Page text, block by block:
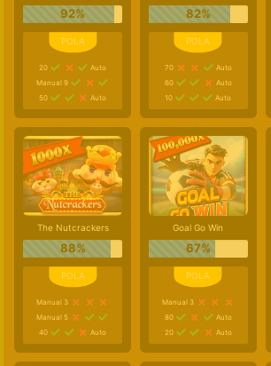
92%
20
Auto
Manual 9
50
Auto
82%
70
Auto
60
Auto
10
Auto
The Nutcrackers
88%
Manual 3
Manual 5
40
Auto
Goal Go Win
67%
Manual 3
80
Auto
20
Auto